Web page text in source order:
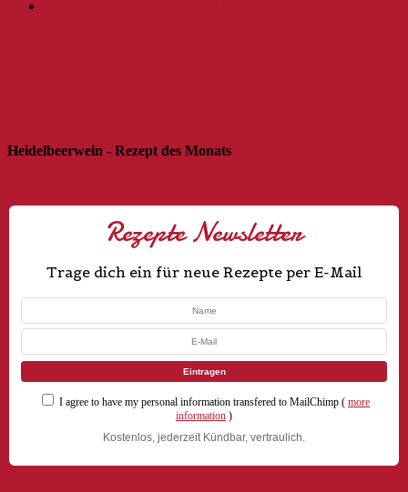
Heidelbeerwein - Rezept des Monats
Rezepte Newsletter
Trage dich ein für neue Rezepte per E-Mail
I agree to have my personal information transfered to MailChimp ( more
information )
Kostenlos, jederzeit Kündbar, vertraulich.